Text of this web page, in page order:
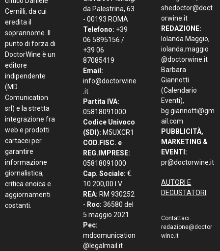
Cernilli, da cui
eredita il
soprannome. Il
punto di forza di
DoctorWine è un
editore
indipendente
(MD
Comunication
srl) e la stretta
integrazione fra
web e prodotti
cartacei per
garantire
informazione
giornalistica,
critica enoica e
aggiornamenti
costanti.
da Palestrina, 63
- 00193 ROMA
Telefono: +39
06 5895156 /
+39 06
87085419
Email:
info@doctorwine
.it
Partita IVA:
05818091000
Codice Univoco
(SDI): M5UXCR1
COD.FISC. e
REG.IMPRESE:
05818091000
Cap. Sociale: €.
10.200,00 I.V.
REA: RM 930252
- Roc: 36580 del
5 maggio 2021
Pec:
mdcomunication
@legalmail.it
shedoctor@doct
orwine.it
REDAZIONE:
Iolanda Maggio,
iolanda.maggio
@doctorwine.it
Barbara
Giannotti
(Calendario
Eventi),
bg.giannotti@gm
ail.com
PUBBLICITÀ,
MARKETING &
EVENTI:
pr@doctorwine.it
AUTORI E
DEGUSTATORI
Contattaci:
redazione@doctor
wine.it